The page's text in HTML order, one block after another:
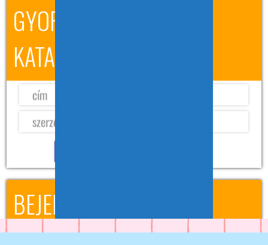
GYORSKERESÉS A
KATALÓGUSBAN
BEJELENTKEZÉS